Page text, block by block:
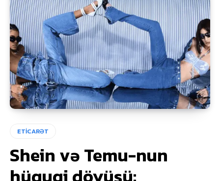
ETİCARƏT
Shein və Temu-nun